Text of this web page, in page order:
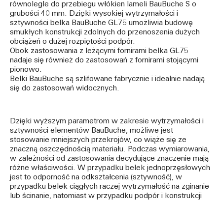
równolegle do przebiegu włókien lameli BauBuche S o
grubości 40 mm. Dzięki wysokiej wytrzymałości i
sztywności belka BauBuche GL75 umożliwia budowę
smukłych konstrukcji zdolnych do przenoszenia dużych
obciążeń o dużej rozpiętości podpór.
Obok zastosowania z leżącymi fornirami belka GL75
nadaje się również do zastosowań z fornirami stojącymi
pionowo.
Belki BauBuche są szlifowane fabrycznie i idealnie nadają
się do zastosowań widocznych.
Dzięki wyższym parametrom w zakresie wytrzymałości i
sztywności elementów BauBuche, możliwe jest
stosowanie mniejszych przekrojów, co wiąże się ze
znaczną oszczędnością materiału. Podczas wymiarowania,
w zależności od zastosowania decydujące znaczenie mają
różne właściwości. W przypadku belek jednoprzęsłowych
jest to odporność na odkształcenia (sztywność), w
przypadku belek ciągłych raczej wytrzymałość na zginanie
lub ścinanie, natomiast w przypadku podpór i konstrukcji